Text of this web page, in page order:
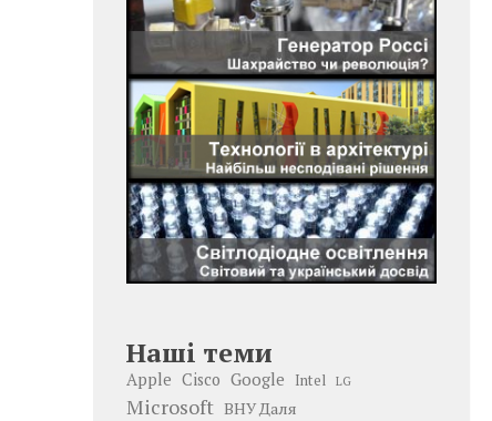
Наші теми
Apple Cisco Google Intel LG
Microsoft ВНУ Даля